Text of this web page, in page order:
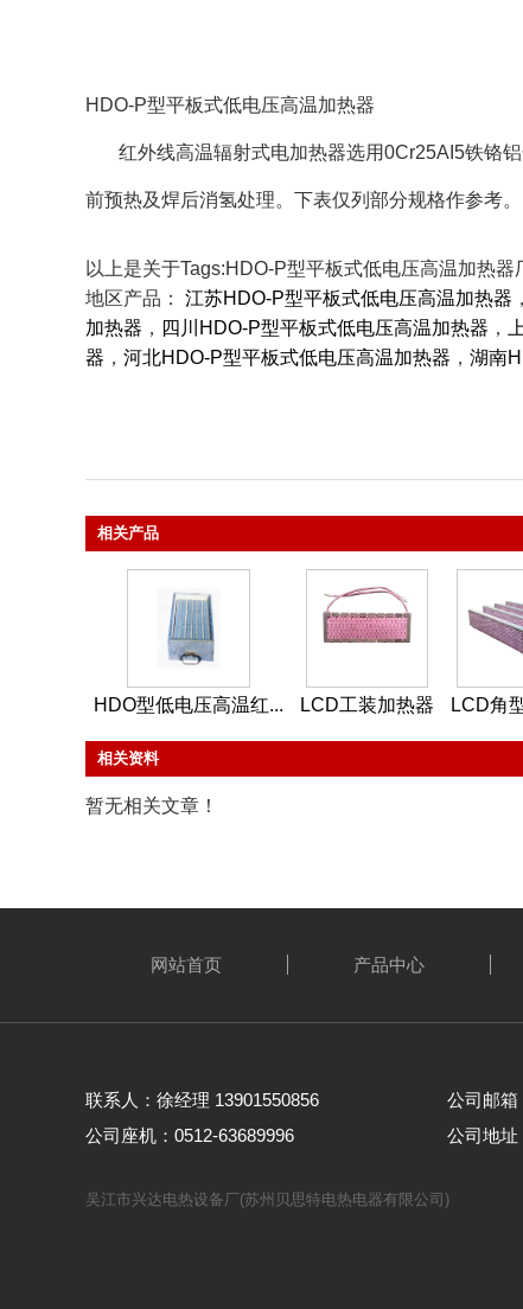
HDO-P型平板式低电压高温加热器
红外线高温辐射式电加热器选用0Cr25AI5铁铬铝
前预热及焊后消氢处理。下表仅列部分规格作参考。
以上是关于Tags:HDO-P型平板式低电压高温加热
地区产品： 江苏HDO-P型平板式低电压高温加热器 ，
加热器 ， 四川HDO-P型平板式低电压高温加热器 ，
器 ， 河北HDO-P型平板式低电压高温加热器 ， 湖南
相关产品
HDO型低电压高温红... LCD工装加热器 LCD角
相关资料
暂无相关文章！
网站首页 产品中心
联系人：徐经理 13901550856
公司邮箱
公司座机：0512-63689996
公司地址
吴江市兴达电热设备厂(苏州贝思特电热电器有限公司)